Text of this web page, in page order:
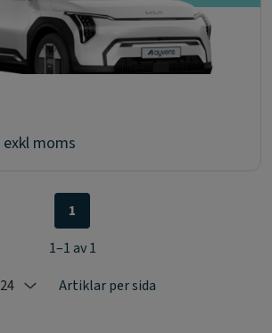
exkl moms
Selected: 24
24 Artiklar per sida
1
1–1 av 1